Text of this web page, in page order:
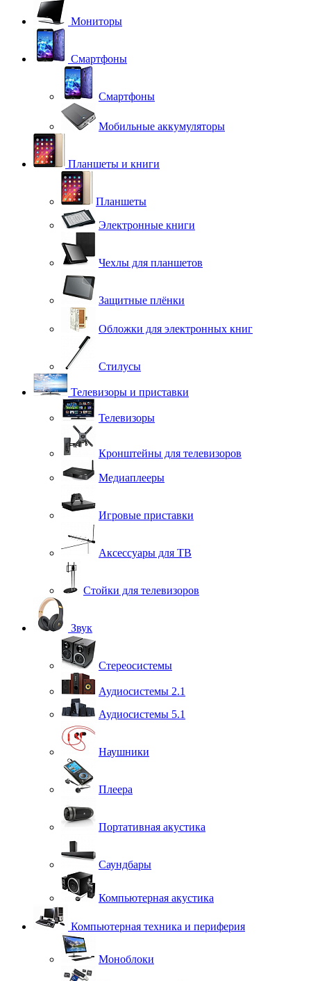
Мониторы
Смартфоны
Смартфоны
Мобильные аккумуляторы
Планшеты и книги
Планшеты
Электронные книги
Чехлы для планшетов
Защитные плёнки
Обложки для электронных книг
Стилусы
Телевизоры и приставки
Телевизоры
Кронштейны для телевизоров
Медиаплееры
Игровые приставки
Аксессуары для ТВ
Стойки для телевизоров
Звук
Стереосистемы
Аудиосистемы 2.1
Аудиосистемы 5.1
Наушники
Плеера
Портативная акустика
Саундбары
Компьютерная акустика
Компьютерная техника и периферия
Моноблоки